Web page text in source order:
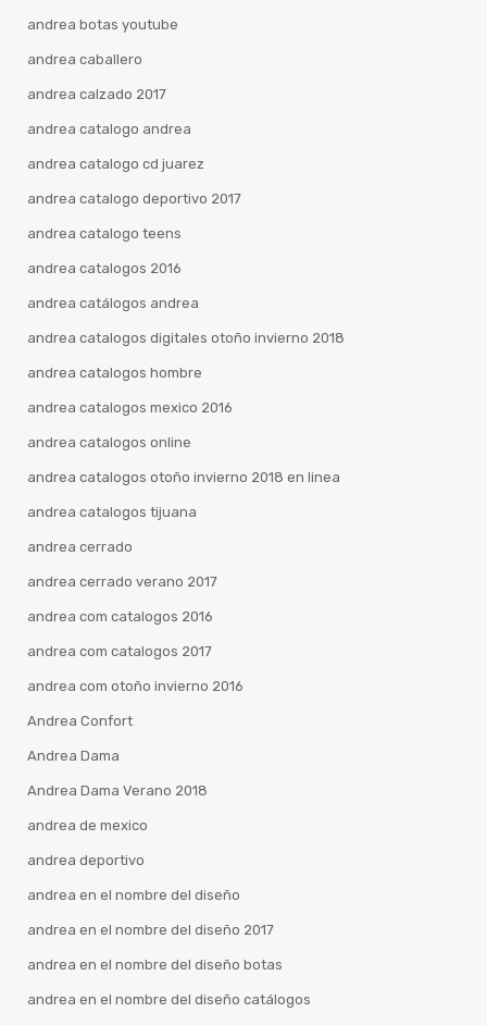
andrea botas youtube
andrea caballero
andrea calzado 2017
andrea catalogo andrea
andrea catalogo cd juarez
andrea catalogo deportivo 2017
andrea catalogo teens
andrea catalogos 2016
andrea catálogos andrea
andrea catalogos digitales otoño invierno 2018
andrea catalogos hombre
andrea catalogos mexico 2016
andrea catalogos online
andrea catalogos otoño invierno 2018 en linea
andrea catalogos tijuana
andrea cerrado
andrea cerrado verano 2017
andrea com catalogos 2016
andrea com catalogos 2017
andrea com otoño invierno 2016
Andrea Confort
Andrea Dama
Andrea Dama Verano 2018
andrea de mexico
andrea deportivo
andrea en el nombre del diseño
andrea en el nombre del diseño 2017
andrea en el nombre del diseño botas
andrea en el nombre del diseño catálogos